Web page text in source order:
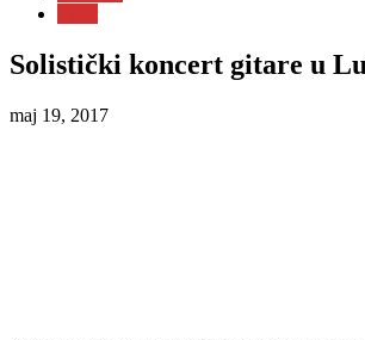
Solistički koncert gitare u
maj 19, 2017